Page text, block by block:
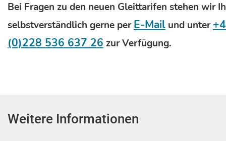
Bei Fragen zu den neuen Gleittarifen stehen wir
selbstverständlich gerne perE-Mail und unter
(0)228 536 637 26 zur Verfügung.
Weitere Informationen